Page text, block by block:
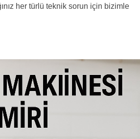
her türlü teknik sorun için bizimle